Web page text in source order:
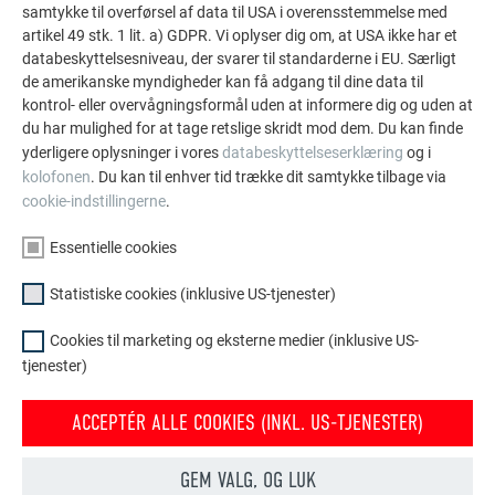
DANSK ARKITEKTFIRMA MED FLOTTE DESIGNS
Arkitekterne hos Dorte Mandrup A/S fik 2016 til opgave at
designe bygningen. De har stadig et par
aluminiumsskabeloner til AURA projektet på kontoret i
København. Disse viser godt, hvordan farven blev udviklet til
AURA. Det danske arkitektfirma, som pga. dets særlige
kontinuerligt. For tiden er de i gang med at udbygge endnu en
etage i kontorbygningen i baggården, der skal rumme
værksted og plads til computere. Her retter man sig mod
samtykke til overførsel af data til USA i overensstemmelse med
artikel 49 stk. 1 lit. a) GDPR. Vi oplyser dig om, at USA ikke har et
databeskyttelsesniveau, der svarer til standarderne i EU. Særligt
de amerikanske myndigheder kan få adgang til dine data til
kontrol- eller overvågningsformål uden at informere dig og uden at
du har mulighed for at tage retslige skridt mod dem. Du kan finde
yderligere oplysninger i voresdatabeskyttelseserklæring og i
kolofonen. Du kan til enhver tid trække dit samtykke tilbage via
cookie-indstillingerne.
Essentielle cookies
Statistiske cookies (inklusive US-tjenester)
Cookies til marketing og eksterne medier (inklusive US-
tjenester)
ACCEPTÉR ALLE COOKIES (INKL. US-TJENESTER)
GEM VALG, OG LUK